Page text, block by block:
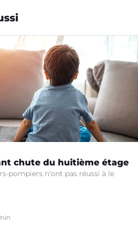
chute du huitième étage
pompiers n'ont pas réussi à le